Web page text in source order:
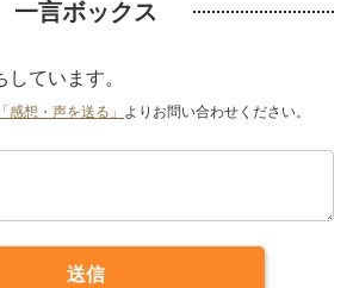
一言ボックス
ています。
「感想・声を送る」 よりお問い合わせください。
送信